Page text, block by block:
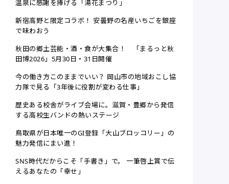
温泉に感謝を捧げる「湯花まつり」
新宿高野と限定コラボ！ 安曇野の名産いちごを銀座
で味わおう
秋田の郷土芸能・酒・食が大集合！ 「まるっと秋
田博2026」5月30日・31日開催
今の働き方このままでいい？ 岡山市の地域おこし協
力隊で見る「3年後に役割が変わる仕事」
歴史ある校舎がライブ会場に。滋賀・豊郷から発信
する高校生バンドの熱いステージ
鳥取県が日本唯一のGI登録「大山ブロッコリー」の
魅力発信にまい進！
SNS時代だからこそ「手書き」で。 一筆啓上賞で伝
えるあなたの「幸せ」